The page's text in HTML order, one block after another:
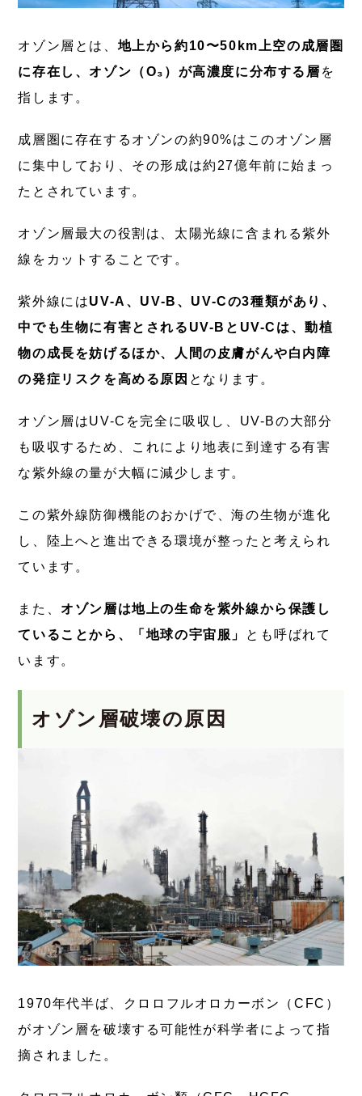
オゾン層とは、 地上から約10〜50km上空の成層圏
に存在し、オゾン（O₃）が高濃度に分布する層 を
指します。
成層圏に存在するオゾンの約90%はこのオゾン層
に集中しており、その形成は約27億年前に始まっ
たとされています。
オゾン層最大の役割は、太陽光線に含まれる紫外
線をカットすることです。
紫外線にはUV-A、UV-B、UV-Cの3種類があり、
中でも生物に有害とされるUV-BとUV-Cは、動植
物の成長を妨げるほか、人間の皮膚がんや白内障
の発症リスクを高める原因 となります。
オゾン層はUV-Cを完全に吸収し、UV-Bの大部分
も吸収するため、これにより地表に到達する有害
な紫外線の量が大幅に減少します。
この紫外線防御機能のおかげで、海の生物が進化
し、陸上へと進出できる環境が整ったと考えられ
ています。
また、オゾン層は地上の生命を紫外線から保護し
ていることから、「地球の宇宙服」
とも呼ばれて
います。
オゾン層破壊の原因
1970年代半ば、クロロフルオロカーボン（CFC）
がオゾン層を破壊する可能性が科学者によって指
摘されました。